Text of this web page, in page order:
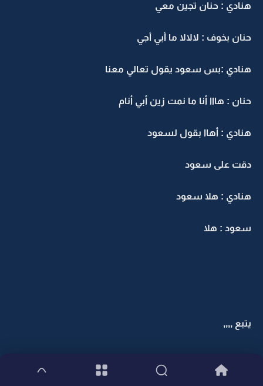
هنادي : حنان تجين معي
حنان بخوف : لالالا ما أبي أجي
هنادي :بس سعود يقول تعالي معنا
حنان : هااا أنا ما نمت زين أبي أنام
هنادي : أهاا بقول لسعود
دقت على سعود
هنادي : هلا سعود
سعود : هلا
يتبع ,,,,